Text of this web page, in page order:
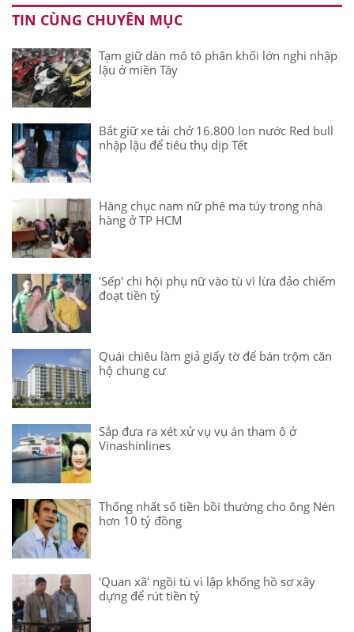
TIN CÙNG CHUYÊN MỤC
Tạm giữ dàn mô tô phân khối lớn nghi nhập
lậu ở miền Tây
Bắt giữ xe tải chở 16.800 lon nước Red bull
nhập lậu để tiêu thụ dịp Tết
Hàng chục nam nữ phê ma túy trong nhà
hàng ở TP HCM
'Sếp' chi hội phụ nữ vào tù vì lừa đảo chiếm
đoạt tiền tỷ
Quái chiêu làm giả giấy tờ để bán trộm căn
hộ chung cư
Sắp đưa ra xét xử vụ vụ án tham ô ở
Vinashinlines
Thống nhất số tiền bồi thường cho ông Nén
hơn 10 tỷ đồng
'Quan xã' ngồi tù vì lập khống hồ sơ xây
dựng để rút tiền tỷ